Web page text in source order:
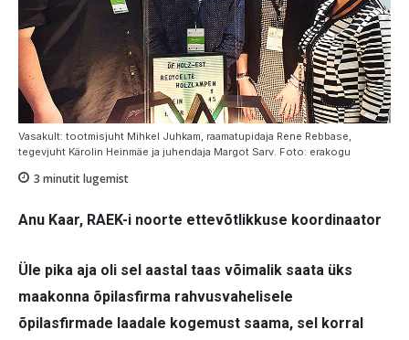
Vasakult: tootmisjuht Mihkel Juhkam, raamatupidaja Rene Rebbase,
tegevjuht Kärolin Heinmäe ja juhendaja Margot Sarv. Foto: erakogu
3 minutit lugemist
Anu Kaar, RAEK-i noorte ettevõtlikkuse koordinaator
Üle pika aja oli sel aastal taas võimalik saata üks
maakonna õpilasfirma rahvusvahelisele
õpilasfirmade laadale kogemust saama, sel korral